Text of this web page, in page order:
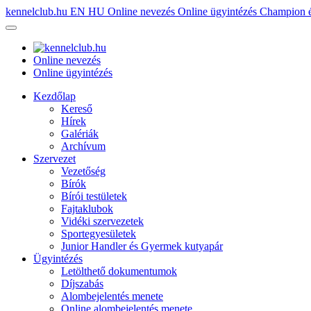
kennelclub.hu EN HU Online nevezés Online ügyintézés Champion
Online nevezés
Online ügyintézés
Kezdőlap
Kereső
Hírek
Galériák
Archívum
Szervezet
Vezetőség
Bírók
Bírói testületek
Fajtaklubok
Vidéki szervezetek
Sportegyesületek
Junior Handler és Gyermek kutyapár
Ügyintézés
Letölthető dokumentumok
Díjszabás
Alombejelentés menete
Online alombejelentés menete